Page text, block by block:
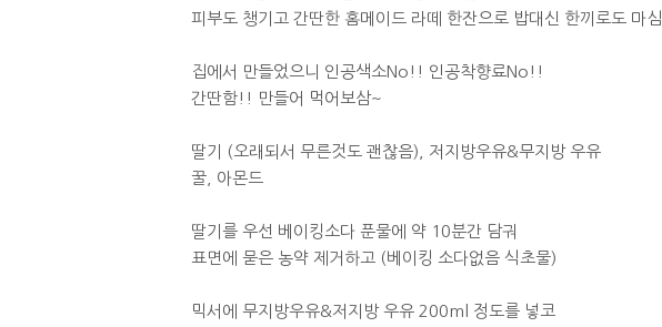
피부도 챙기고 간딴한 홈메이드 라떼 한잔으로 밥대신 한끼로도 마심
집에서 만들었으니 인공색소No!! 인공착향료No!!
간딴함!! 만들어 먹어보삼~
딸기 (오래되서 무른것도 괜찮음), 저지방우유&무지방 우유
꿀, 아몬드
딸기를 우선 베이킹소다 푼물에 약 10분간 담궈
표면에 묻은 농약 제거하고 (베이킹 소다없음 식초물)
믹서에 무지방우유&저지방 우유 200ml 정도를 넣코